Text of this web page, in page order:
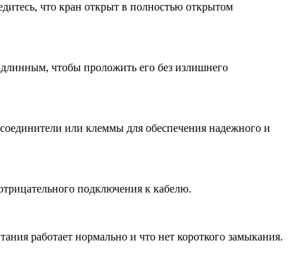
что кран открыт в полностью открытом
чтобы проложить его без излишнего
или клеммы для обеспечения надежного и
подключения к кабелю.
работает нормально и что нет короткого замыкания.